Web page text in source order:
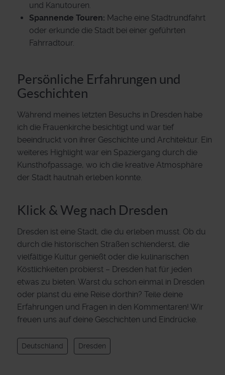
und Kanutouren.
Spannende Touren: Mache eine Stadtrundfahrt
oder erkunde die Stadt bei einer geführten
Fahrradtour.
Persönliche Erfahrungen und
Geschichten
Während meines letzten Besuchs in Dresden habe
ich die Frauenkirche besichtigt und war tief
beeindruckt von ihrer Geschichte und Architektur. Ein
weiteres Highlight war ein Spaziergang durch die
Kunsthofpassage, wo ich die kreative Atmosphäre
der Stadt hautnah erleben konnte.
Klick & Weg nach Dresden
Dresden ist eine Stadt, die du erleben musst. Ob du
durch die historischen Straßen schlenderst, die
vielfältige Kultur genießt oder die kulinarischen
Köstlichkeiten probierst – Dresden hat für jeden
etwas zu bieten. Warst du schon einmal in Dresden
oder planst du eine Reise dorthin? Teile deine
Erfahrungen und Fragen in den Kommentaren! Wir
freuen uns auf deine Geschichten und Eindrücke.
Deutschland Dresden